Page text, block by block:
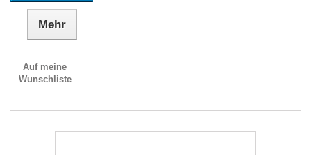
Mehr
Auf meine
Wunschliste